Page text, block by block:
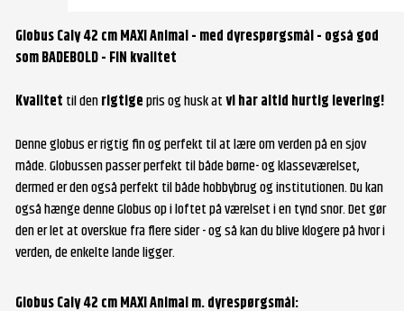
Globus Caly 42 cm MAXI Animal - med dyrespørgsmål - også god
som BADEBOLD- FIN kvalitet
Kvalitet til denrigtigepris og husk atvi har altid hurtig levering!
Denne globus er rigtig fin og perfekt til at lære om verden på en sjov
måde. Globussen passer perfekt til både børne- og klasseværelset,
dermed er den også perfekt til både hobbybrug og institutionen. Du kan
også hænge denne Globus op i loftet på værelset i en tynd snor. Det gør
den er let at overskue fra flere sider - og så kan du blive klogere på hvor i
verden, de enkelte lande ligger.
Globus Caly 42 cm MAXI Animal m. dyrespørgsmål: